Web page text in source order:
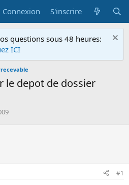
Connexion S'inscrire
questions sous 48 heures:
ICI
le depot de dossier
#1